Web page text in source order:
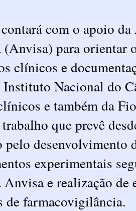
com o apoio
para orientar
clínicos e
Nacional do
e também da
que prevê
pelo desenvolvimento
experimentais
Anvisa e realização
de farmacovigilância.